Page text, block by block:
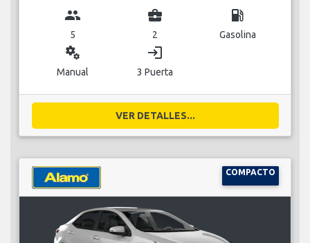
group
5
business_center
2
local_gas_station
Gasolina
miscellaneous_services
Manual
login
3 Puerta
VER DETALLES...
COMPACTO